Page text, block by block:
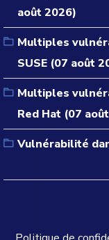
août 2026)
Multiples
SUSE (07 août
Multiples
Red Hat (07
Vulnérabilité